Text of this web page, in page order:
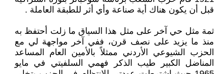
قبل أن يكون هناك أية صناعة وأي أثر للطبقة العاملة .
ثمة مثل حي آخر على مثل هذا السياق ما زلت أحتفظ به
منذ ما يزيد على نصف قرن، ففي آخر مواجهة لي مع
الحزب الشيوعي الأردني ممثلاً بالأمين العام المساعد
المناضل الكبير طيب الذكر فهمي السلفيتي في مايو